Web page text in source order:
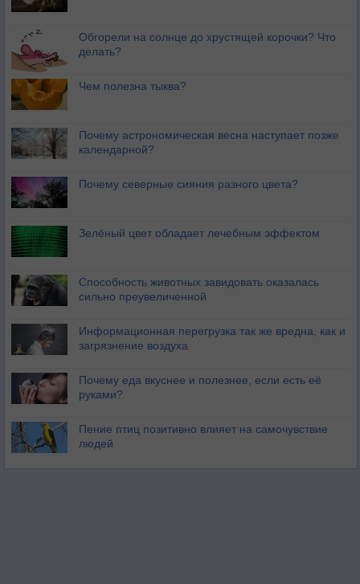
Обгорели на солнце до хрустящей корочки? Что
делать?
Чем полезна тыква?
Почему астрономическая весна наступает позже
календарной?
Почему северные сияния разного цвета?
Зелёный цвет обладает лечебным эффектом
Способность животных завидовать оказалась
сильно преувеличенной
Информационная перегрузка так же вредна, как и
загрязнение воздуха
Почему еда вкуснее и полезнее, если есть её
руками?
Пение птиц позитивно влияет на самочувствие
людей